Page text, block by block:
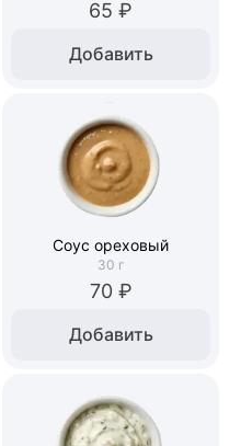
65 ₽
Добавить
Соус ореховый
30 г
70 ₽
Добавить